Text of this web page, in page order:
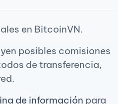
en BitcoinVN.
posibles comisiones
de transferencia,
de información para